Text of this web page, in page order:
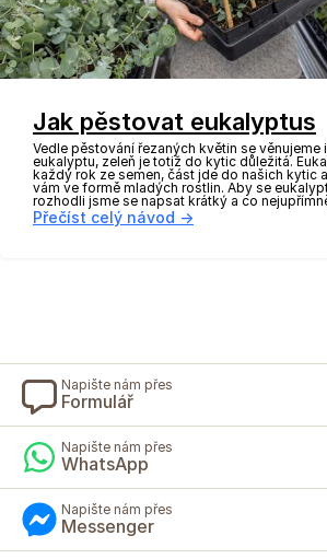
Jak pěstovat eukalyptus
Vedle pěstování řezaných květin se věnujeme
eukalyptu, zeleň je totiž do kytic důležitá.
každý rok ze semen, část jde do našich kytic
vám ve formě mladých rostlin. Aby se
rozhodli jsme se napsat krátký a co
Přečíst celý návod →
Napište nám přes
Formulář
Napište nám přes
WhatsApp
Napište nám přes
Messenger